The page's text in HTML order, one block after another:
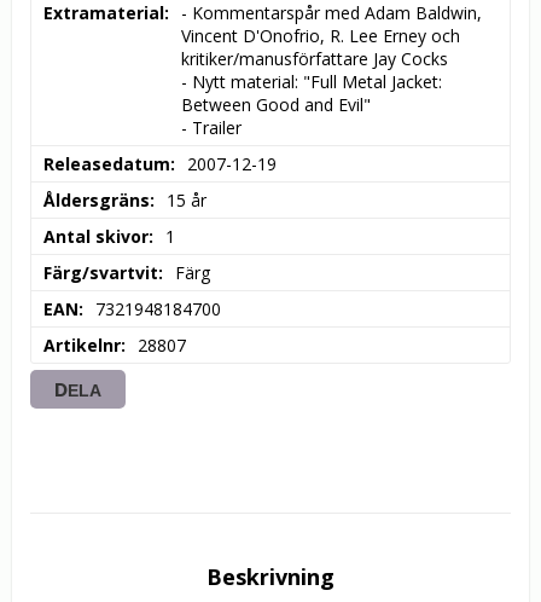
Extramaterial
- Kommentarspår med Adam Baldwin,
Vincent D'Onofrio, R. Lee Erney och
kritiker/manusförfattare Jay Cocks
- Nytt material: "Full Metal Jacket:
Between Good and Evil"
- Trailer
Releasedatum
2007-12-19
Åldersgräns
15 år
Antal skivor
1
Färg/svartvit
Färg
EAN
7321948184700
Artikelnr
28807
DELA
Beskrivning